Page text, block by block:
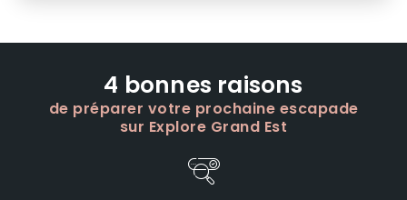
4 bonnes raisons
de préparer votre prochaine escapade
sur Explore Grand Est